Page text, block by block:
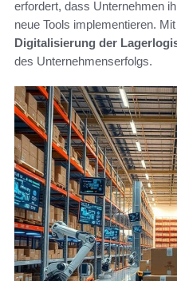
erfordert, dass Unternehmen
neue Tools implementieren.
Digitalisierung der
des Unternehmenserfolgs.